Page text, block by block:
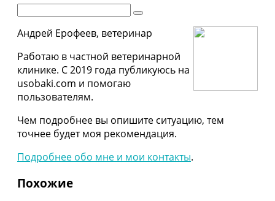
Поиск:
Андрей Ерофеев, ветеринар
Работаю в частной ветеринарной
клинике. С 2019 года публикуюсь на
usobaki.com и помогаю
пользователям.
Чем подробнее вы опишите ситуацию, тем
точнее будет моя рекомендация.
Подробнее обо мне и мои контакты.
Похожие